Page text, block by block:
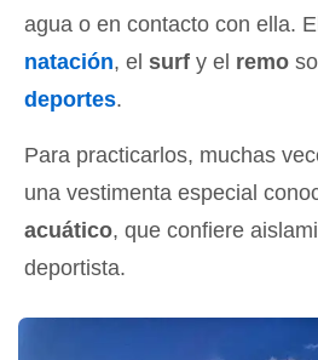
agua o en contacto con ella.
natación, el surf y el remo
deportes.
Para practicarlos, muchas
una vestimenta especial
acuático, que confiere
deportista.